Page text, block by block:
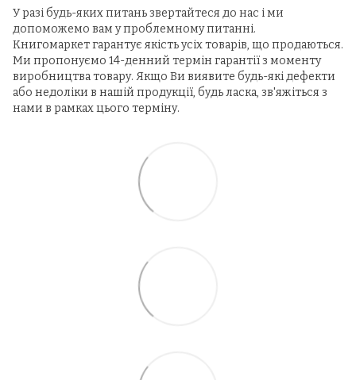
У разі будь-яких питань звертайтеся до нас і ми
допоможемо вам у проблемному питанні.
Книгомаркет гарантує якість усіх товарів, що продаються.
Ми пропонуємо 14-денний термін гарантії з моменту
виробництва товару. Якщо Ви виявите будь-які дефекти
або недоліки в нашій продукції, будь ласка, зв'яжіться з
нами в рамках цього терміну.